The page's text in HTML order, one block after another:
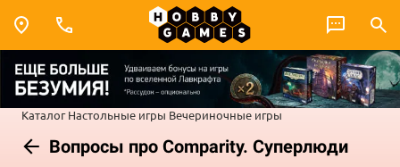
Каталог Настольные игры Вечериночные игры
Вопросы про Comparity. Суперлюди